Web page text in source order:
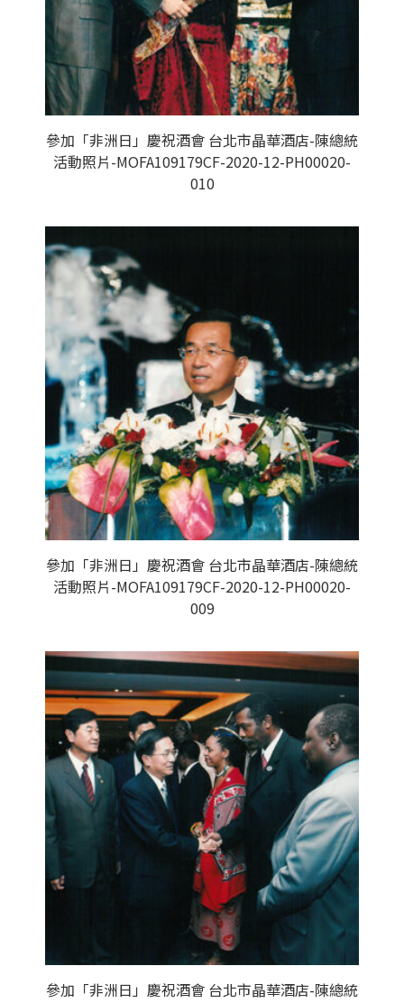
參加「非洲日」慶祝酒會 台北市晶華酒店-陳總統
活動照片-MOFA109179CF-2020-12-PH00020-
010
參加「非洲日」慶祝酒會 台北市晶華酒店-陳總統
活動照片-MOFA109179CF-2020-12-PH00020-
009
參加「非洲日」慶祝酒會 台北市晶華酒店-陳總統